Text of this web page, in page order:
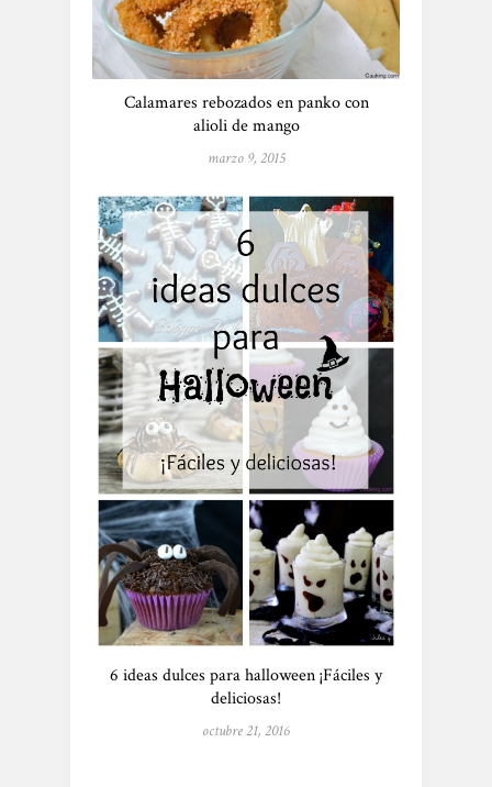
Calamares rebozados en panko con
alioli de mango
marzo 9, 2015
6 ideas dulces para halloween ¡Fáciles y
deliciosas!
octubre 21, 2016